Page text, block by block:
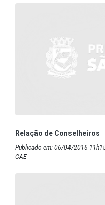
Relação de Conselheiros
Publicado em: 06/04/2016
CAE